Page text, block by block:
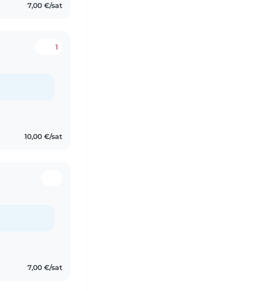
7,00 €/sat
1
10,00 €/sat
7,00 €/sat